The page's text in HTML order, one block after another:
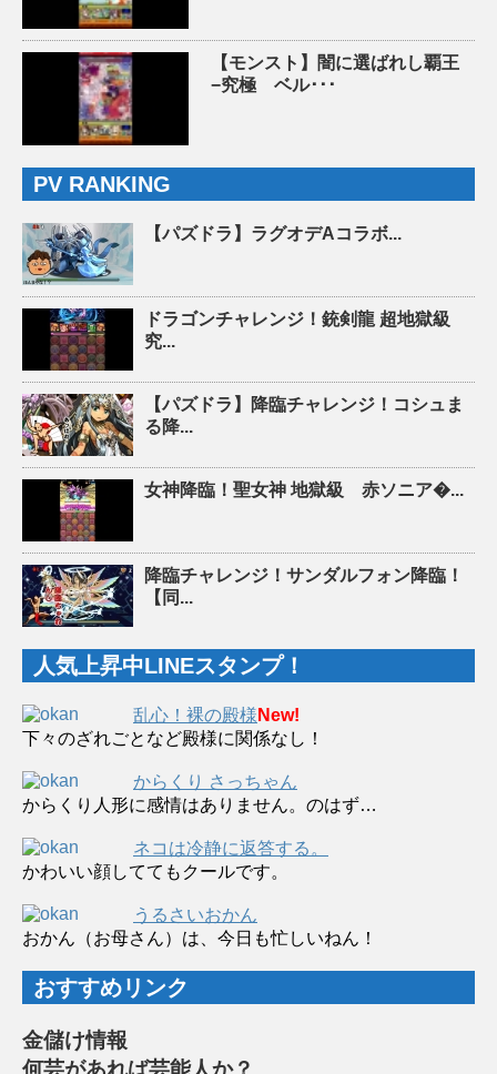
【モンスト】闇に選ばれし覇王
−究極 ベル･･･
PV RANKING
【パズドラ】ラグオデAコラボ...
ドラゴンチャレンジ！銃剣龍 超地獄級
究...
【パズドラ】降臨チャレンジ！コシュま
る降...
女神降臨！聖女神 地獄級 赤ソニア�...
降臨チャレンジ！サンダルフォン降臨！
【同...
人気上昇中LINEスタンプ！
乱心！裸の殿様 New!
下々のざれごとなど殿様に関係なし！
からくり さっちゃん
からくり人形に感情はありません。のはず…
ネコは冷静に返答する。
かわいい顔しててもクールです。
うるさいおかん
おかん（お母さん）は、今日も忙しいねん！
おすすめリンク
金儲け情報
何芸があれば芸能人か？